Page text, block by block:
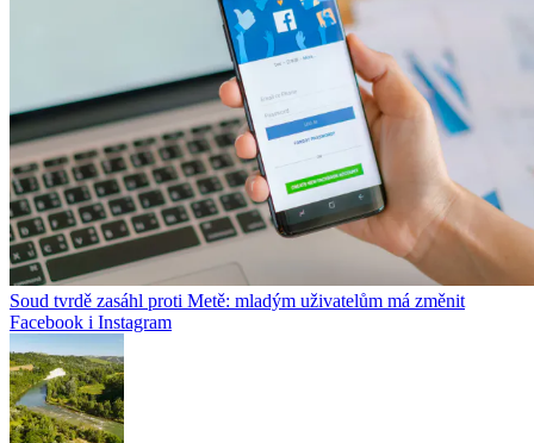
Soud tvrdě zasáhl proti Metě: mladým uživatelům má změnit
Facebook i Instagram